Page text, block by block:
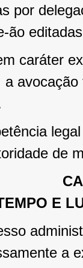
por
ão
caráter
de
E
a